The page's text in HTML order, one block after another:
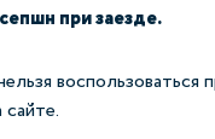
при заезде.
воспользоваться